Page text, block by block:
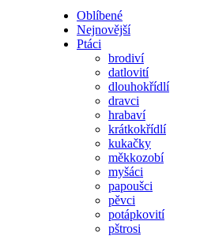
Oblíbené
Nejnovější
Ptáci
brodiví
datlovití
dlouhokřídlí
dravci
hrabaví
krátkokřídlí
kukačky
měkkozobí
myšáci
papoušci
pěvci
potápkovití
pštrosi